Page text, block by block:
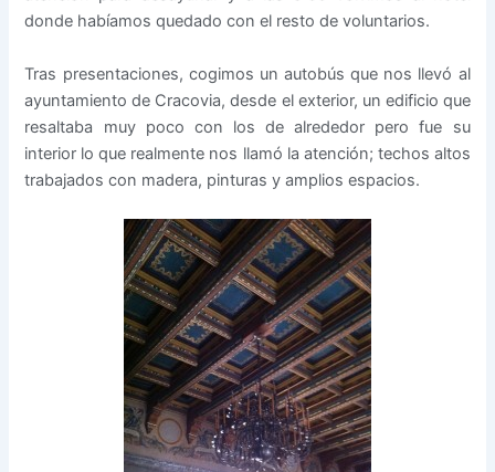
donde habíamos quedado con el resto de voluntarios.
Tras presentaciones, cogimos un autobús que nos llevó al
ayuntamiento de Cracovia, desde el exterior, un edificio que
resaltaba muy poco con los de alrededor pero fue su
interior lo que realmente nos llamó la atención; techos altos
trabajados con madera, pinturas y amplios espacios.